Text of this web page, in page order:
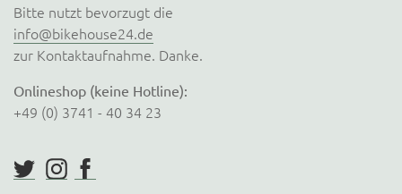
Bitte nutzt bevorzugt die
info@bikehouse24.de
zur Kontaktaufnahme. Danke.
Onlineshop (keine Hotline):
+49 (0) 3741 - 40 34 23